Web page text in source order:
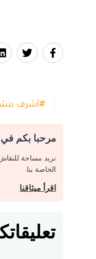
#أشرف
مرحبا بكم في
نريد مساحة
الخاصة بنا.
اقرأ ميثاقنا